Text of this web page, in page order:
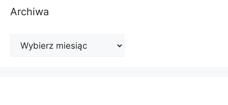
Archiwa
Archiwa